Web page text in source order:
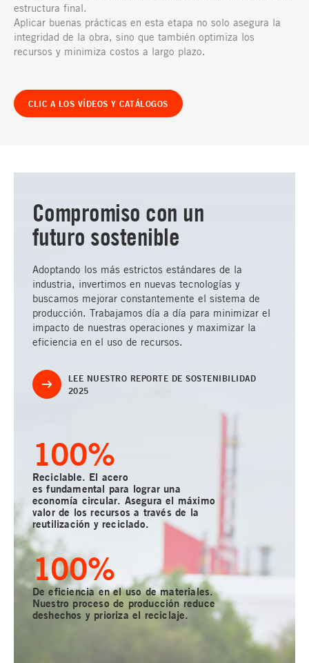
estructura final.
Aplicar buenas prácticas en esta etapa no solo asegura la
integridad de la obra, sino que también optimiza los
recursos y minimiza costos a largo plazo.
CLIC A LOS VÍDEOS Y CATÁLOGOS
Compromiso con un
futuro sostenible
Adoptando los más estrictos estándares de la
industria, invertimos en nuevas tecnologías y
buscamos mejorar constantemente el sistema de
producción. Trabajamos día a día para minimizar el
impacto de nuestras operaciones y maximizar la
eficiencia en el uso de recursos.
LEE NUESTRO REPORTE DE SOSTENIBILIDAD
2025
100%
Reciclable. El acero
es fundamental para lograr una
economía circular. Asegura el máximo
valor de los recursos a través de la
reutilización y reciclado.
100%
De eficiencia en el uso de materiales.
Nuestro proceso de producción reduce
deshechos y prioriza el reciclaje.